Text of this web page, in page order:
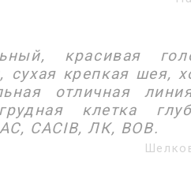
красивая
сухая крепкая шея,
отличная
клетка
CACIB, ЛК, ВОВ.